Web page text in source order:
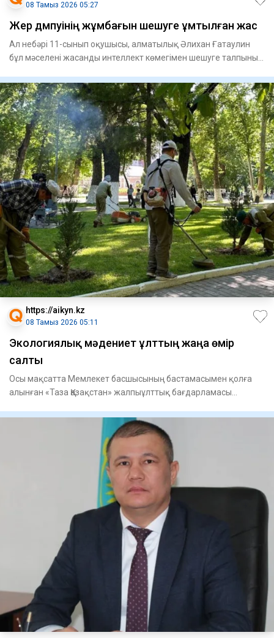
08 Тамыз 2026 05:27
Жер дүмпуінің жұмбағын шешуге ұмтылған жас
Ал небәрі 11-сынып оқушысы, алматылық Әлихан Ғатаулин
бұл мәселені жасанды интеллект көмегімен шешуге талпынып
https://aikyn.kz
08 Тамыз 2026 05:11
Экологиялық мәдениет ұлттың жаңа өмір
салты
Осы мақсатта Мемлекет басшысының бастамасымен қолға
алынған «Таза Қазақстан» жалпыұлттық бағдарламасы